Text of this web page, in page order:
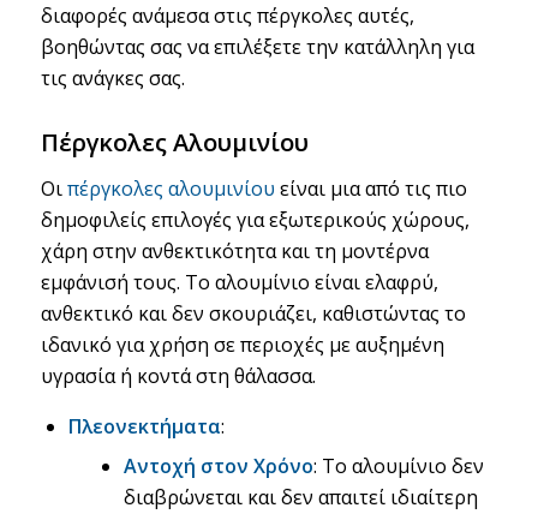
διαφορές ανάμεσα στις πέργκολες αυτές,
βοηθώντας σας να επιλέξετε την κατάλληλη για
τις ανάγκες σας.
Πέργκολες Αλουμινίου
Οιπέργκολες αλουμινίου είναι μια από τις πιο
δημοφιλείς επιλογές για εξωτερικούς χώρους,
χάρη στην ανθεκτικότητα και τη μοντέρνα
εμφάνισή τους. Το αλουμίνιο είναι ελαφρύ,
ανθεκτικό και δεν σκουριάζει, καθιστώντας το
ιδανικό για χρήση σε περιοχές με αυξημένη
υγρασία ή κοντά στη θάλασσα.
Πλεονεκτήματα:
Αντοχή στον Χρόνο: Το αλουμίνιο δεν
διαβρώνεται και δεν απαιτεί ιδιαίτερη